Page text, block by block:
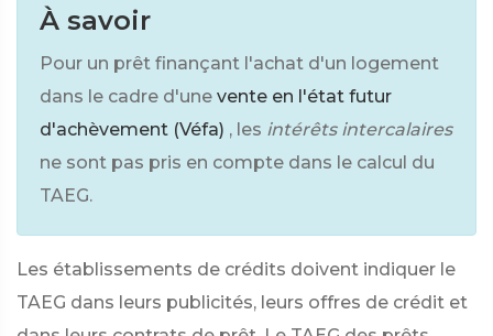
À savoir
Pour un prêt finançant l'achat d'un logement
dans le cadre d'une vente en l'état futur
d'achèvement (Véfa) , les intérêts intercalaires
ne sont pas pris en compte dans le calcul du
TAEG.
Les établissements de crédits doivent indiquer le
TAEG dans leurs publicités, leurs offres de crédit et